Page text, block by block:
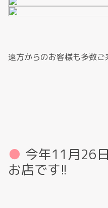
遠方からのお客様も多数
今年11月26
お店です!!